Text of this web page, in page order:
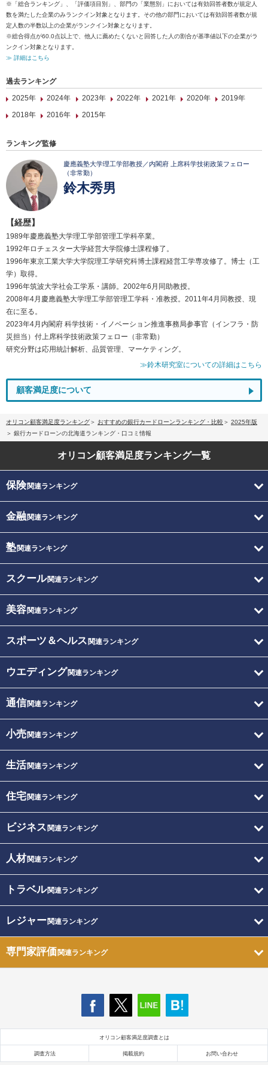
※「総合ランキング」、「評価項目別」、部門の「業態別」においては有効回答者数が規定人
数を満たした企業のみランクイン対象となります。その他の部門においては有効回答者数が規
定人数の半数以上の企業がランクイン対象となります。
※総合得点が60.0点以上で、他人に薦めたくないと回答した人の割合が基準値以下の企業がラ
ンクイン対象となります。
≫ 詳細はこちら
過去ランキング
2025年
2024年 2023年 2022年 2021年 2020年
2019年
2018年
2016年 2015年
ランキング監修
慶應義塾大学理工学部教授／内閣府 上席科学技術政策フェロー
（非常勤）
鈴木秀男
【経歴】
1989年慶應義塾大学理工学部管理工学科卒業。
1992年ロチェスター大学経営大学院修士課程修了。
1996年東京工業大学大学院理工学研究科博士課程経営工学専攻修了。博士（工
学）取得。
1996年筑波大学社会工学系・講師。2002年6月同助教授。
2008年4月慶應義塾大学理工学部管理工学科・准教授。2011年4月同教授、現
在に至る。
2023年4月内閣府 科学技術・イノベーション推進事務局参事官（インフラ・防
災担当）付上席科学技術政策フェロー（非常勤）
研究分野は応用統計解析、品質管理、マーケティング。
≫鈴木研究室についての詳細はこちら
顧客満足度について
オリコン顧客満足度ランキング おすすめの銀行カードローンランキング・比較
2025年版
銀行カードローンの北海道ランキング・口コミ情報
オリコン顧客満足度ランキング一覧
保険関連ランキング
金融関連ランキング
塾関連ランキング
スクール関連ランキング
美容関連ランキング
スポーツ＆ヘルス 関連ランキング
ウエディング関連ランキング
通信関連ランキング
小売関連ランキング
生活関連ランキング
住宅関連ランキング
ビジネス 関連ランキング
人材関連ランキング
トラベル関連ランキング
レジャー関連ランキング
専門家評価関連ランキング
オリコン顧客満足度調査とは
調査方法 掲載規約 お問い合わせ